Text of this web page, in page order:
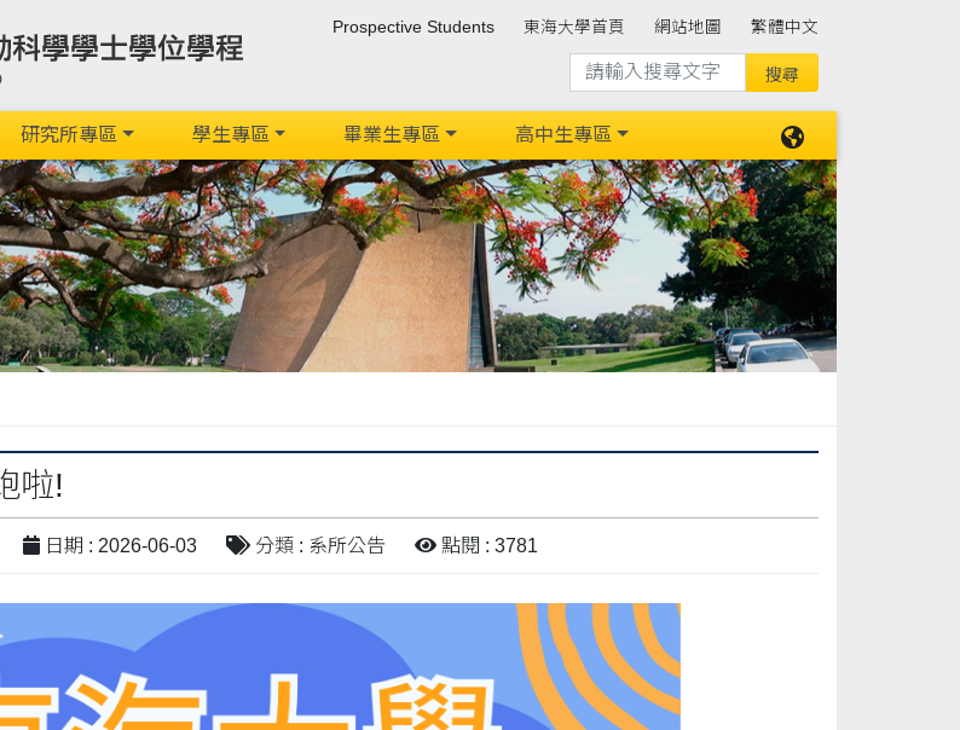
Prospective Students 東海大學首頁 網站地圖 繁體中文
研究所專區 學生專區 畢業生專區 高中生專區
啦!
日期 : 2026-06-03 分類 : 系所公告 點閱 : 3781